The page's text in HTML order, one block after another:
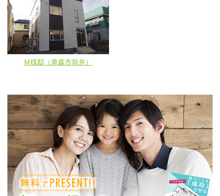
Ｍ様邸（青森市筒井）